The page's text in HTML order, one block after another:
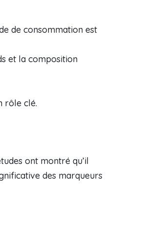
de consommation est
et la composition
rôle clé.
ont montré qu’il
des marqueurs